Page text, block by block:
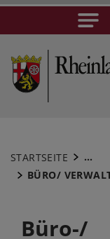
STARTSEITE
...
BÜRO/
Büro-/